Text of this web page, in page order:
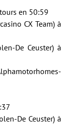
en 50:59
CX Team) à
De Ceuster) à
De Ceuster) à